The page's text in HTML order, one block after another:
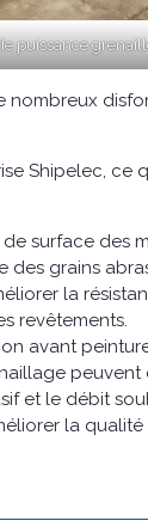
puissance
nombreux
Shipelec, ce
surface des
grains
la
revêtements.
avant
peuvent
et le débit
la qualité